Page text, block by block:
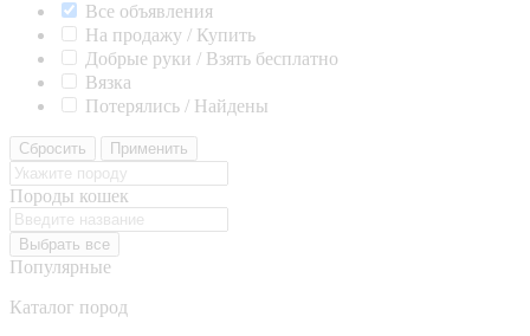
Все объявления
На продажу / Купить
Добрые руки / Взять бесплатно
Вязка
Потерялись / Найдены
Сбросить Применить
Породы кошек
Выбрать все
Популярные
Каталог пород